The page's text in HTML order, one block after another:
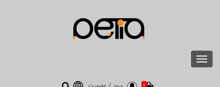
Toggle
navigation
0